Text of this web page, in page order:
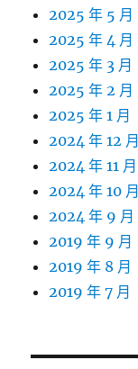
2025 年 5 月
2025 年 4 月
2025 年 3 月
2025 年 2 月
2025 年 1 月
2024 年 12 月
2024 年 11 月
2024 年 10 月
2024 年 9 月
2019 年 9 月
2019 年 8 月
2019 年 7 月